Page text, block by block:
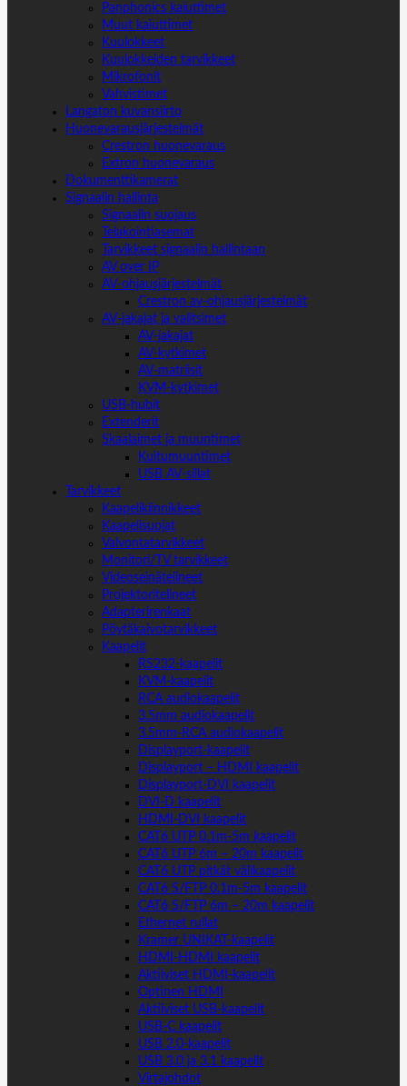
Panphonics kaiuttimet
Muut kaiuttimet
Kuulokkeet
Kuulokkeiden tarvikkeet
Mikrofonit
Vahvistimet
Langaton kuvansiirto
Huonevarausjärjestelmät
Crestron huonevaraus
Extron huonevaraus
Dokumenttikamerat
Signaalin hallinta
Signaalin suojaus
Telakointiasemat
Tarvikkeet signaalin hallintaan
AV over IP
AV-ohjausjärjestelmät
Crestron av-ohjausjärjestelmät
AV-jakajat ja valitsimet
AV-jakajat
AV-kytkimet
AV-matriisit
KVM-kytkimet
USB-hubit
Extenderit
Skaalaimet ja muuntimet
Kuitumuuntimet
USB AV-sillat
Tarvikkeet
Kaapelikiinnikkeet
Kaapelisuojat
Valvontatarvikkeet
Monitori/TV tarvikkeet
Videoseinätelineet
Projektoritelineet
Adapterirenkaat
Pöytäkaivotarvikkeet
Kaapelit
RS232-kaapelit
KVM-kaapelit
RCA audiokaapelit
3.5mm audiokaapelit
3.5mm-RCA audiokaapelit
Displayport-kaapelit
Displayport – HDMI kaapelit
Displayport-DVI kaapelit
DVI-D kaapelit
HDMI-DVI kaapelit
CAT6 UTP 0.1m-5m kaapelit
CAT6 UTP 6m – 20m kaapelit
CAT6 UTP pitkät välikaapelit
CAT6 S/FTP 0.1m-5m kaapelit
CAT6 S/FTP 6m – 20m kaapelit
Ethernet rullat
Kramer UNIKAT-kaapelit
HDMI-HDMI kaapelit
Aktiiviset HDMI-kaapelit
Optinen HDMI
Aktiiviset USB-kaapelit
USB-C kaapelit
USB 2.0-kaapelit
USB 3.0 ja 3.1 kaapelit
Virtajohdot